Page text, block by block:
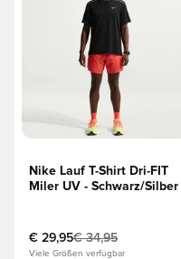
Nike Lauf T-Shirt Dri-FIT
Miler UV - Schwarz/Silber
€ 29,95€ 34,95
Viele Größen verfügbar